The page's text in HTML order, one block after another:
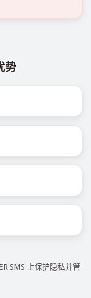
势
SMS 上保护隐私并管